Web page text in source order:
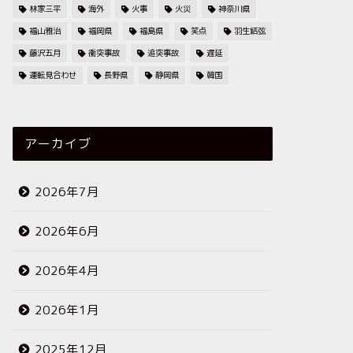
林家三平
海外 火事 火災
神奈川県
福山雅治
福岡県 福島県 笑点
羽生結弦
藤沢五月
衝突事故 追突事故
遅延
運転見合わせ
長野県 静岡県 韓国
アーカイブ
2026年7月
2026年6月
2026年4月
2026年1月
2025年12月